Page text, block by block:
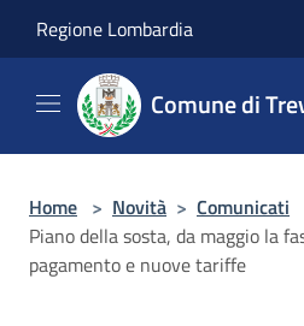
Regione Lombardia
Comune di
Home > Novità > Comunicati
Piano della sosta, da maggio la
pagamento e nuove tariffe